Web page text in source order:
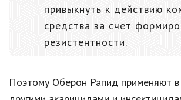
привыкнуть к действию
средства за счет
резистентности.
Поэтому Оберон Рапид применяют в